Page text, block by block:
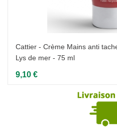
Cattier - Crème Mains anti
Lys de mer - 75 ml
9,10 €